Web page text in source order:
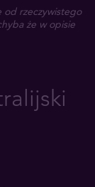
od rzeczywistego
że w opisie